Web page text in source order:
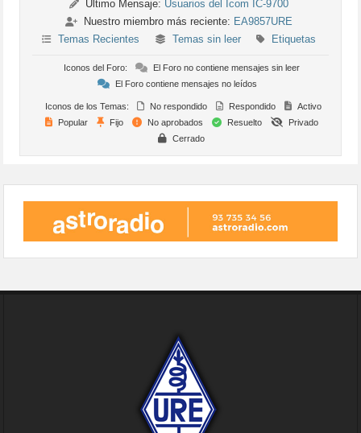
Último Mensaje: Usuarios del Icom IC-9700
Nuestro miembro más reciente: EA9857URE
Temas Recientes
Temas sin leer Etiquetas
Iconos del Foro:
El Foro no contiene mensajes sin leer
El Foro contiene mensajes no leídos
Iconos de los Temas: No respondido Respondido
Activo
Popular
Fijo No aprobados Resuelto
Privado
Cerrado